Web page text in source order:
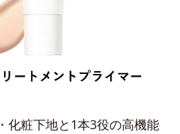
化粧下地と1本3役の高機能